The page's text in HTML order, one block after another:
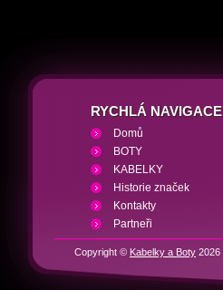
RYCHLÁ NAVIGACE
Domů
BOTY
KABELKY
Historie značek
Kontakty
Partneři
Copyright © Kabelky a Boty 2026